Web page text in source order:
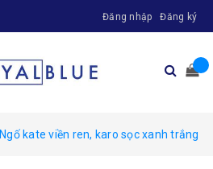
Đăng nhập Đăng ký
Ngố kate viền ren, karo sọc xanh trắng